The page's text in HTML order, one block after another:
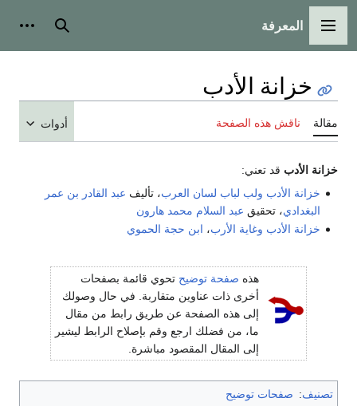
القائمة الرئيسية
المعرفة بحث
خزانة الأدب
مقالة ناقش هذه الصفحة أدوات
خزانة الأدب قد تعني:
خزانة الأدب ولب لباب لسان العرب، تأليف عبد القادر بن عمر
البغدادي، تحقيق عبد السلام محمد هارون
خزانة الأدب وغاية الأرب، ابن حجة الحموي
هذه صفحة توضيح تحوي قائمة بصفحات
أخرى ذات عناوين متقاربة. في حال وصولك
إلى هذه الصفحة عن طريق رابط من مقال
ما، من فضلك ارجع وقم بإصلاح الرابط ليشير
إلى المقال المقصود مباشرة.
تصنيف: صفحات توضيح